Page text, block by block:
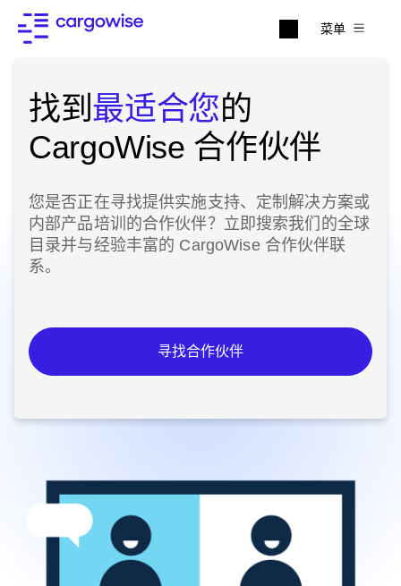
菜单
找到 最适合您的
CargoWise 合作伙伴
您是否正在寻找提供实施支持、定制解决方案或
内部产品培训的合作伙伴？立即搜索我们的全球
目录并与经验丰富的 CargoWise 合作伙伴联
系。
寻找合作伙伴